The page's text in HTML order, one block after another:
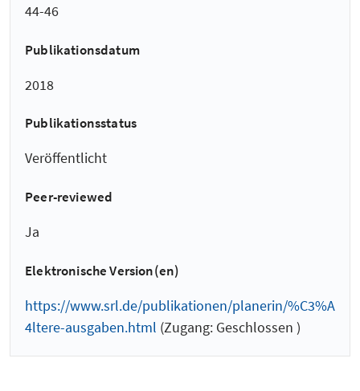
44-46
Publikationsdatum
2018
Publikationsstatus
Veröffentlicht
Peer-reviewed
Ja
Elektronische Version(en)
https://www.srl.de/publikationen/planerin/%C3%A
4ltere-ausgaben.html (Zugang: Geschlossen )